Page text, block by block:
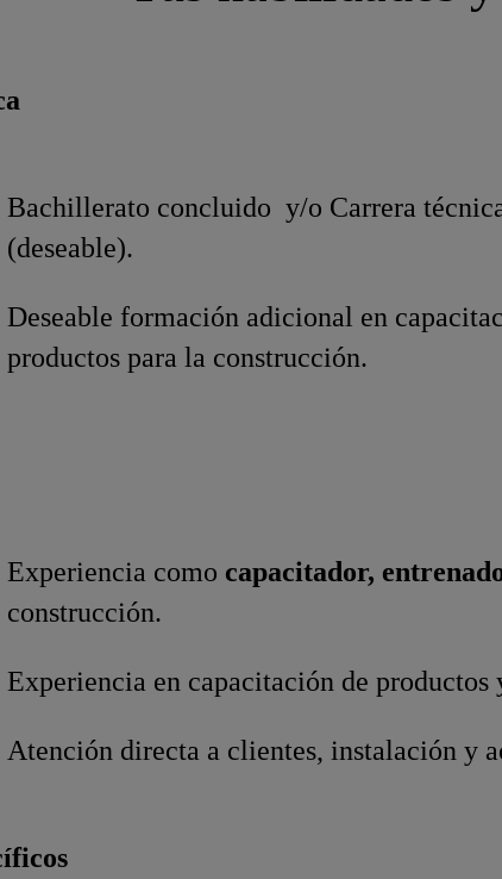
Bachillerato concluido y/o Carrera
(deseable).
Deseable formación adicional en
productos para la construcción.
Experiencia como capacitador,
construcción.
Experiencia en capacitación de productos
Atención directa a clientes, instalación y